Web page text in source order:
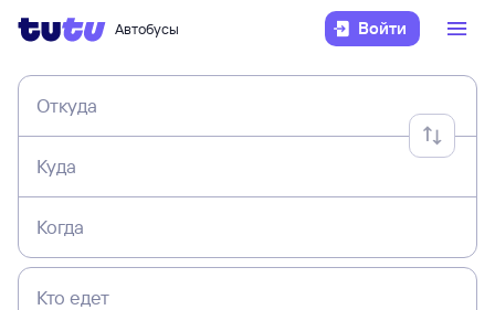
Автобусы Войти
Откуда
Куда
Когда
Кто едет